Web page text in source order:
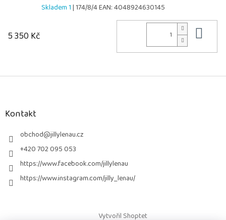
Skladem 1| 174/8/4EAN:4048924630145
5 350 Kč
Z
Kontakt
obchod@jillylenau.cz
+420 702 095 053
https://www.facebook.com/jillylenau
https://www.instagram.com/jilly_lenau/
Vytvořil Shoptet